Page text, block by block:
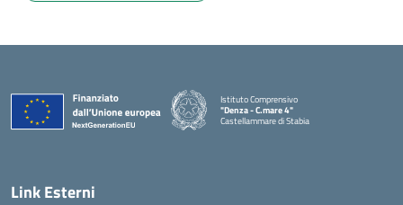
Istituto Comprensivo
"Denza - C.mare 4"
Castellammare di Stabia
Link Esterni